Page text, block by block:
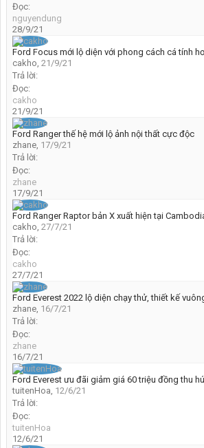
Đọc:
nguyendung
28/9/21
Ford Focus mới lộ diện với phong cách cá tính
cakho 21/9/21
Trả lời:
Đọc:
cakho
21/9/21
Ford Ranger thế hệ mới lộ ảnh nội thất cực độc
zhane 17/9/21
Trả lời:
Đọc:
zhane
17/9/21
Ford Ranger Raptor bản X xuất hiện tại
cakho 27/7/21
Trả lời:
Đọc:
cakho
27/7/21
Ford Everest 2022 lộ diện chạy thử, thiết kế
zhane 16/7/21
Trả lời:
Đọc:
zhane
16/7/21
Ford Everest ưu đãi giảm giá 60 triệu đồng thu
tuitenHoa 12/6/21
Trả lời:
Đọc:
tuitenHoa
12/6/21